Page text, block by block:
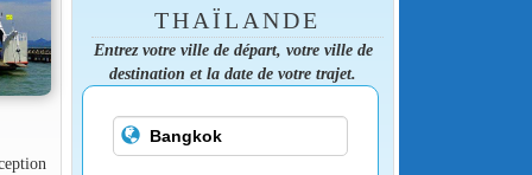
THAÏLANDE
Entrez votre ville de départ, votre ville de
destination et la date de votre trajet.